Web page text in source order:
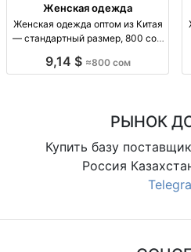
Женская одежда
Женская одежда оптом из Китая
— стандартный размер, 800 сом
Китай, 800 сом, отправка по СНГ
9,14 $ ≈800 сом
РЫНОК
Купить базу
Россия